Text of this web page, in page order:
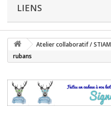
LIENS
Atelier collaboratif / STIAM
rubans